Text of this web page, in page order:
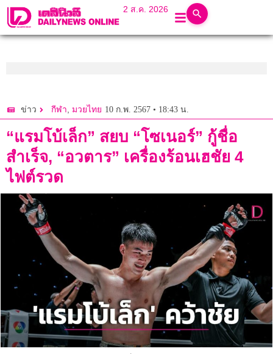
2 ส.ค. 2026
ข่าว กีฬา, มวยไทย 10 ก.พ. 2567 • 18:43 น.
“แรมโบ้เล็ก” สยบ “โซเนอร์” กู้ชื่อ
สำเร็จ, “อวตาร” เครื่องร้อนเฮชัย 4
ไฟต์รวด